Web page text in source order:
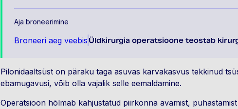
Aja broneerimine
Broneeri aeg veebis Üldkirurgia operatsioone teostab
Pilonidaaltsüst on päraku taga asuvas karvakasvus tekkinud
ebamugavusi, võib olla vajalik selle eemaldamine.
Operatsioon hõlmab kahjustatud piirkonna avamist,